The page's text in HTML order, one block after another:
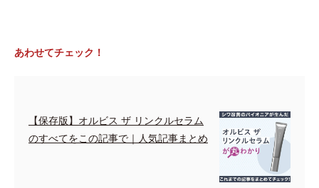
あわせてチェック！
【保存版】オルビス ザ リンクルセラム
のすべてをこの記事で｜人気記事まとめ